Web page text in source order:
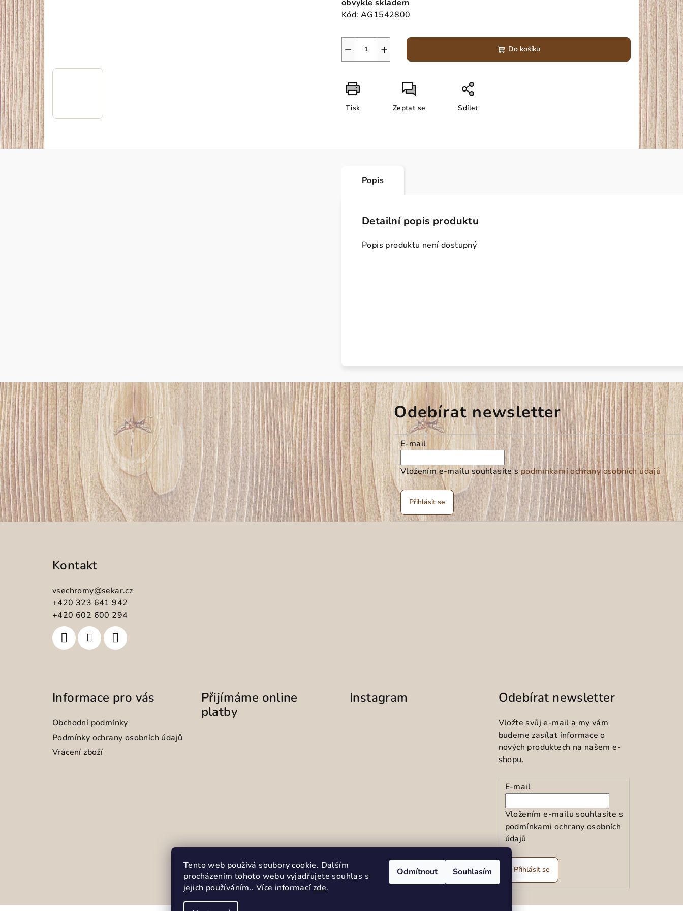
Tento web používá soubory cookie. Dalším
procházením tohoto webu vyjadřujete souhlas s
jejich používáním.. Více informací zde.
Odmítnout Souhlasím
obvykle skladem
Kód: AG1542800
+
− Do košíku
Tisk Zeptat se Sdílet
Popis
Detailní popis produktu
Popis produktu není dostupný
Odebírat newsletter
E-mail
Vložením e-mailu souhlasíte spodmínkami ochrany osobních údajů
Přihlásit se
Kontakt
vsechromy@sekar.cz
+420 323 641 942
+420 602 600 294
Informace pro vás
Obchodní podmínky
Podmínky ochrany osobních údajů
Vrácení zboží
Přijímáme online
platby
Instagram
Sledovat na Instagramu
Odebírat newsletter
Vložte svůj e-mail a my vám
budeme zasílat informace o
nových produktech na našem e-
shopu.
E-mail
Vložením e-mailu souhlasíte s
podmínkami ochrany osobních
údajů
Přihlásit se